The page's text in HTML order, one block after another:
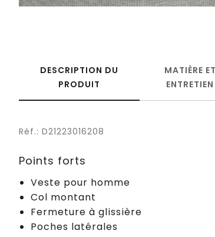
DESCRIPTION DU
PRODUIT
MATIÈRE ET
ENTRETIEN
Réf.: D21223016208
Points forts
Veste pour homme
Col montant
Fermeture à glissière
Poches latérales